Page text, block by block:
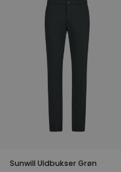
Sunwill Uldbukser Grøn